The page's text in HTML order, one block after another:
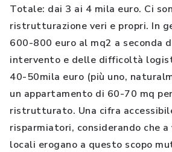
Totale: dai 3 ai 4 mila euro. Ci
ristrutturazione veri e propri. In
600-800 euro al mq2 a seconda
intervento e delle difficoltà
40-50mila euro (più uno,
un appartamento di 60-70 mq
ristrutturato. Una cifra
risparmiatori, considerando che
locali erogano a questo scopo